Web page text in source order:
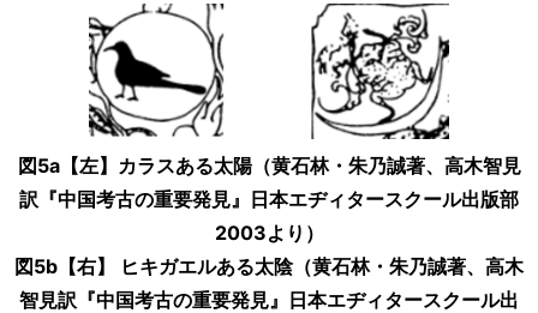
図5a【左】カラスある太陽（黄石林・朱乃誠著、高木智見
訳『中国考古の重要発見』日本エヂィタースクール出版部
2003より）
図5b【右】 ヒキガエルある太陰（黄石林・朱乃誠著、高木
智見訳『中国考古の重要発見』日本エヂィタースクール出